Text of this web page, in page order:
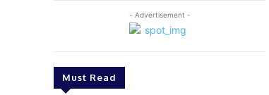
- Advertisement -
Must Read